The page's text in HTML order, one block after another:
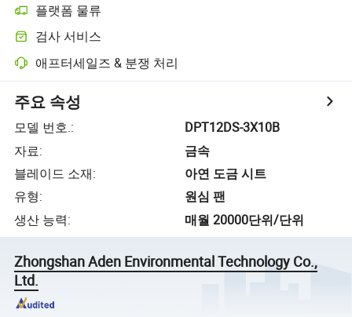
플랫폼 물류
검사 서비스
애프터세일즈 & 분쟁 처리
주요 속성
모델 번호.:
DPT12DS-3X10B
자료:
금속
블레이드 소재:
아연 도금 시트
유형:
원심 팬
생산 능력: 매월 20000단위/단위
Zhongshan Aden Environmental Technology Co.,
Ltd.